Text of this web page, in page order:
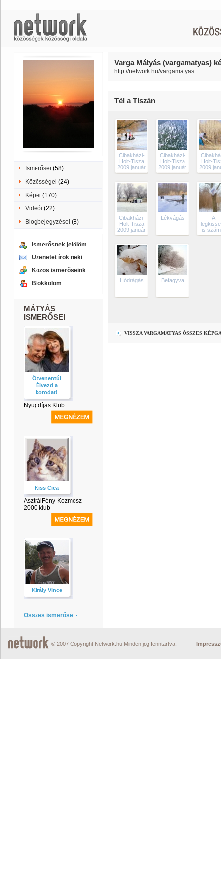
Ismerősei (58)
Közösségei (24)
Képei (170)
Videói (22)
Blogbejegyzései (8)
Ismerősnek jelölöm
Üzenetet írok neki
Közös ismerőseink
Blokkolom
MÁTYÁS
ISMERŐSEI
Ötvenentúl
Élvezd a
korodat!
Nyugdíjas Klub
Kiss Cica
AsztrálFény-Kozmosz
2000 klub
Király Vince
Összes ismerőse
Varga Mátyás (vargamatyas)
http://network.hu/vargamatyas
Tél a Tiszán
Cibakházi-
Holt-Tisza
2009 január
Cibakházi-
Holt-Tisza
2009 január
Holt-
2009
Cibakházi-
Holt-Tisza
2009 január
Lékvágás
A
is
Hódrágás Befagyva
VISSZA VARGAMATYAS ÖSSZES
© 2007 Copyright Network.hu Minden jog fenntartva.